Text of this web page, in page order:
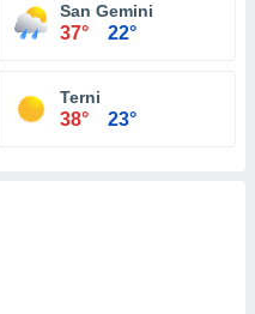
San Gemini
37° 22°
Terni
38° 23°